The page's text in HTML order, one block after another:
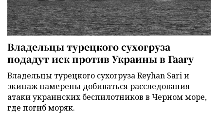
Владельцы турецкого сухогруза
подадут иск против Украины в Гаагу
Владельцы турецкого сухогруза Reyhan Sari и
экипаж намерены добиваться расследования
атаки украинских беспилотников в Черном море,
где погиб моряк.